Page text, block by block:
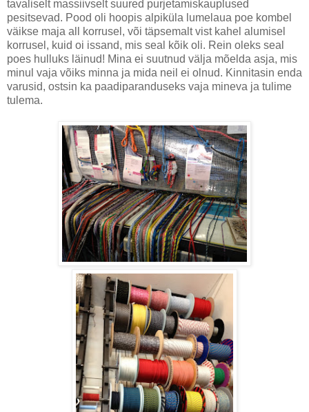
tavaliselt massiivselt suured purjetamiskauplused
pesitsevad. Pood oli hoopis alpiküla lumelaua poe kombel
väikse maja all korrusel, või täpsemalt vist kahel alumisel
korrusel, kuid oi issand, mis seal kõik oli. Rein oleks seal
poes hulluks läinud! Mina ei suutnud välja mõelda asja, mis
minul vaja võiks minna ja mida neil ei olnud. Kinnitasin enda
varusid, ostsin ka paadiparanduseks vaja mineva ja tulime
tulema.